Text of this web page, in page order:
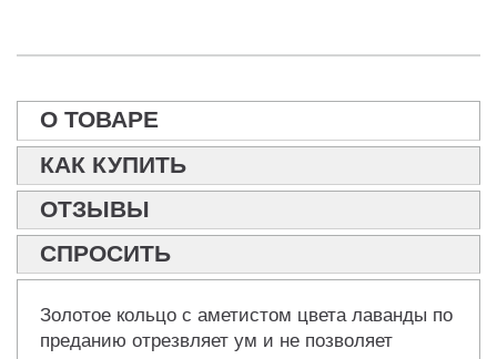
О ТОВАРЕ
КАК КУПИТЬ
ОТЗЫВЫ
СПРОСИТЬ
Золотое кольцо с аметистом цвета лаванды по
преданию отрезвляет ум и не позволяет